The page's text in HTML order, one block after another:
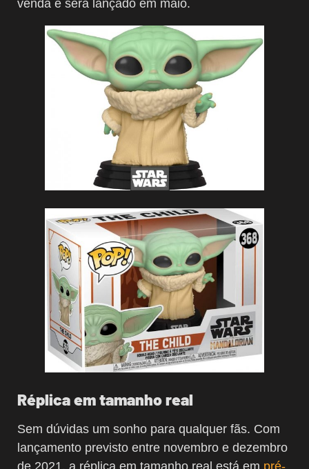
venda e será lançado em maio.
Réplica em tamanho real
Sem dúvidas um sonho para qualquer fãs. Com
lançamento previsto entre novembro e dezembro